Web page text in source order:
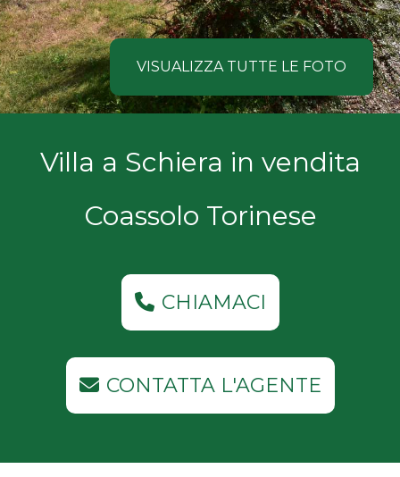
VISUALIZZA TUTTE LE FOTO
Villa a Schiera in vendita
Coassolo Torinese
CHIAMACI
CONTATTA L'AGENTE
COSA
CERCANO
NOSTRI
Comune
Tipologia
Industriali